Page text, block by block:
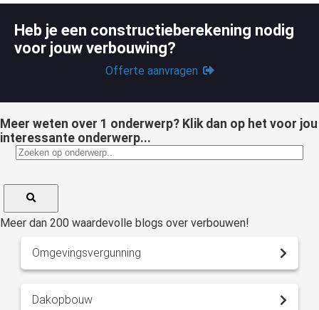
Heb je een constructieberekening nodig
voor jouw verbouwing?
Offerte aanvragen
Meer weten over 1 onderwerp? Klik dan op het voor jou
interessante onderwerp...
Meer dan 200 waardevolle blogs over verbouwen!
Omgevingsvergunning
Dakopbouw